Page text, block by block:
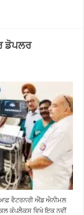
ਡੋਪਲਰ
ਵੈਟਰਨਰੀ ਐਂਡ ਐਨੀਮਲ
ਕੰਪਲੈਕਸ ਵਿਖੇ ਇਕ ਨਵੀਂ